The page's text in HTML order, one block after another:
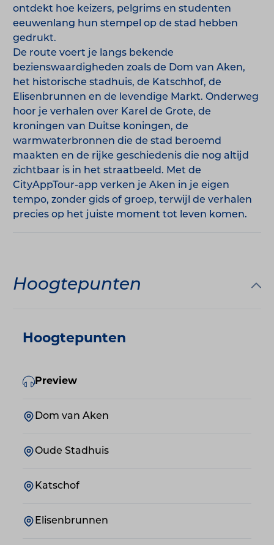
ontdekt hoe keizers, pelgrims en studenten
eeuwenlang hun stempel op de stad hebben
gedrukt.
De route voert je langs bekende
bezienswaardigheden zoals de Dom van Aken,
het historische stadhuis, de Katschhof, de
Elisenbrunnen en de levendige Markt. Onderweg
hoor je verhalen over Karel de Grote, de
kroningen van Duitse koningen, de
warmwaterbronnen die de stad beroemd
maakten en de rijke geschiedenis die nog altijd
zichtbaar is in het straatbeeld. Met de
CityAppTour-app verken je Aken in je eigen
tempo, zonder gids of groep, terwijl de verhalen
precies op het juiste moment tot leven komen.
Hoogtepunten
Hoogtepunten
Preview
Dom van Aken
Oude Stadhuis
Katschof
Elisenbrunnen